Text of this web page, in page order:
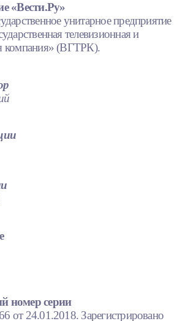
«Вести.Ру»
унитарное предприятие
телевизионная и
компания» (ВГТРК).
номер серии
24.01.2018. Зарегистрировано